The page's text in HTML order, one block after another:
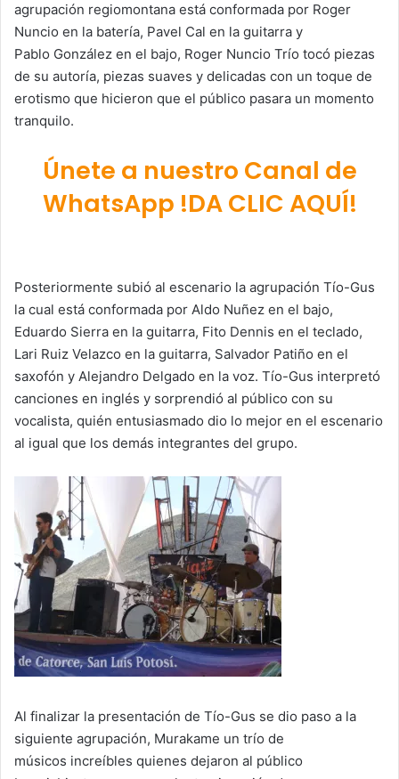
agrupación regiomontana está conformada por Roger
Nuncio en la batería, Pavel Cal en la guitarra y
Pablo González en el bajo, Roger Nuncio Trío tocó piezas
de su autoría, piezas suaves y delicadas con un toque de
erotismo que hicieron que el público pasara un momento
tranquilo.
Únete a nuestro Canal de
WhatsApp !DA CLIC AQUÍ!
Posteriormente subió al escenario la agrupación Tío-Gus
la cual está conformada por Aldo Nuñez en el bajo,
Eduardo Sierra en la guitarra, Fito Dennis en el teclado,
Lari Ruiz Velazco en la guitarra, Salvador Patiño en el
saxofón y Alejandro Delgado en la voz. Tío-Gus interpretó
canciones en inglés y sorprendió al público con su
vocalista, quién entusiasmado dio lo mejor en el escenario
al igual que los demás integrantes del grupo.
Al finalizar la presentación de Tío-Gus se dio paso a la
siguiente agrupación, Murakame un trío de
músicos increíbles quienes dejaron al público